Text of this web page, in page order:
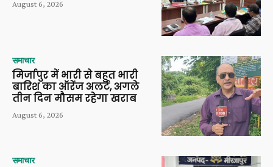
August 6, 2026
समाचार
मिर्जापुर में भारी से बहुत भारी
बारिश का ऑरेंज अलर्ट, अगले
तीन दिन मौसम रहेगा खराब
August 6, 2026
समाचार